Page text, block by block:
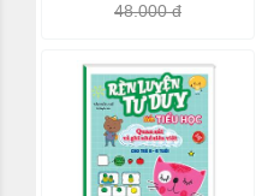
48.000 đ